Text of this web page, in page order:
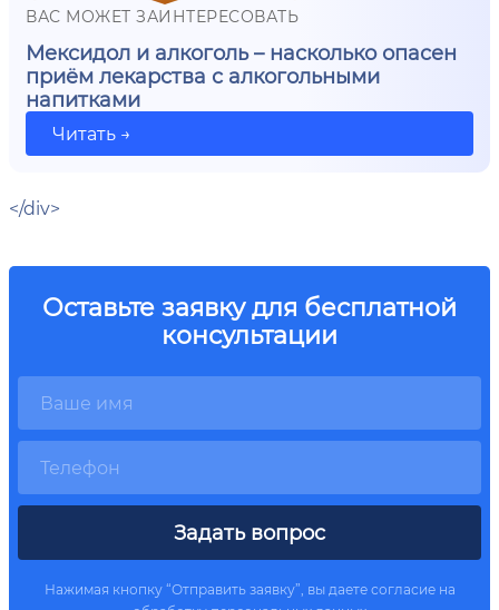
ВАС МОЖЕТ ЗАИНТЕРЕСОВАТЬ
Мексидол и алкоголь – насколько опасен
приём лекарства с алкогольными
напитками
Читать →
</div>
Оставьте заявку для бесплатной
консультации
Задать вопрос
Нажимая кнопку “Отправить заявку”, вы даете согласие на